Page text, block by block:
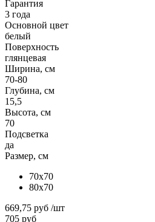
Гарантия
3 года
Основной цвет
белый
Поверхность
глянцевая
Ширина, см
70-80
Глубина, см
15,5
Высота, см
70
Подсветка
да
Размер, см
70x70
80x70
669,75 руб /шт
705 руб